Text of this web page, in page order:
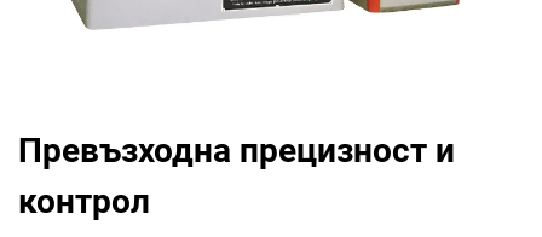
Превъзходна прецизност и
контрол